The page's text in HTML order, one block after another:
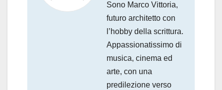
Sono Marco Vittoria,
futuro architetto con
l’hobby della scrittura.
Appassionatissimo di
musica, cinema ed
arte, con una
predilezione verso